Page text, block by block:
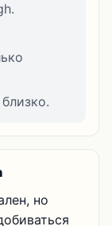
но